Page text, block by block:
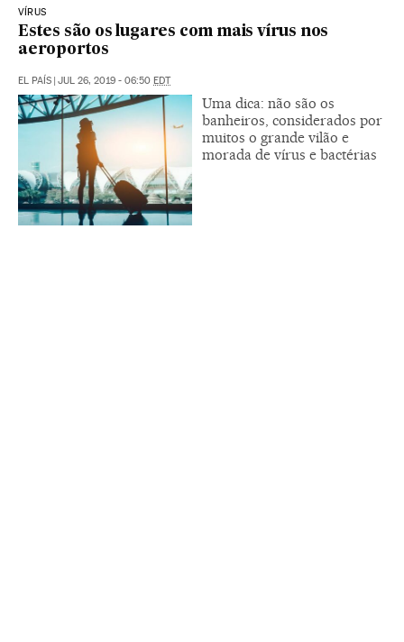
VÍRUS
Estes são os lugares com mais vírus nos
aeroportos
EL PAÍS JUL 26, 2019 - 06:50 EDT
Uma dica: não são os
banheiros, considerados por
muitos o grande vilão e
morada de vírus e bactérias